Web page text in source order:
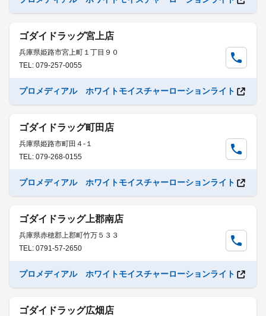
ゴダイドラッグ宮上店
兵庫県姫路市宮上町１丁目９０
TEL: 079-257-0055
プロメディアル ホワイトモイスチャーローションライト
ゴダイドラッグ町田店
兵庫県姫路市町田４-１
TEL: 079-268-0155
プロメディアル ホワイトモイスチャーローションライト
ゴダイドラッグ上郡南店
兵庫県赤穂郡上郡町竹万５３３
TEL: 0791-57-2650
プロメディアル ホワイトモイスチャーローションライト
ゴダイドラッグ広畑店